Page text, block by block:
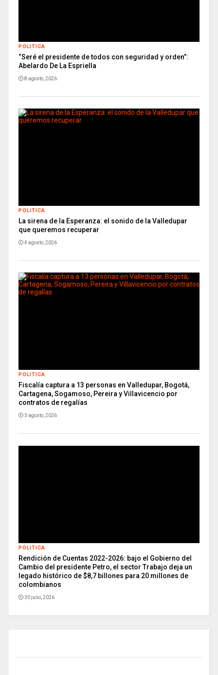
POLITICA
“Seré el presidente de todos con seguridad y orden”:
Abelardo De La Espriella
8 agosto, 2026
POLITICA
La sirena de la Esperanza: el sonido de la Valledupar
que queremos recuperar
4 agosto, 2026
POLITICA
Fiscalía captura a 13 personas en Valledupar, Bogotá,
Cartagena, Sogamoso, Pereira y Villavicencio por
contratos de regalías
3 agosto, 2026
POLITICA
Rendición de Cuentas 2022-2026: bajo el Gobierno del
Cambio del presidente Petro, el sector Trabajo deja un
legado histórico de $8,7 billones para 20 millones de
colombianos
30 julio, 2026